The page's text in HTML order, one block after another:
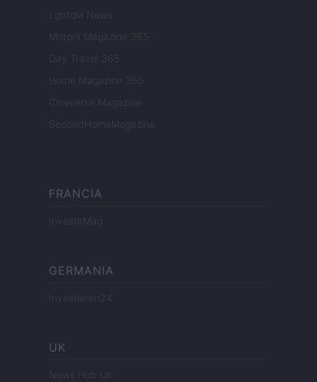
Lgbtqia News
Motors Magazine 365
Day Travel 365
Home Magazine 365
Cineverse Magazine
SecondHomeMagazine
FRANCIA
InvestirMag
GERMANIA
Investieren24
UK
News Hub UK